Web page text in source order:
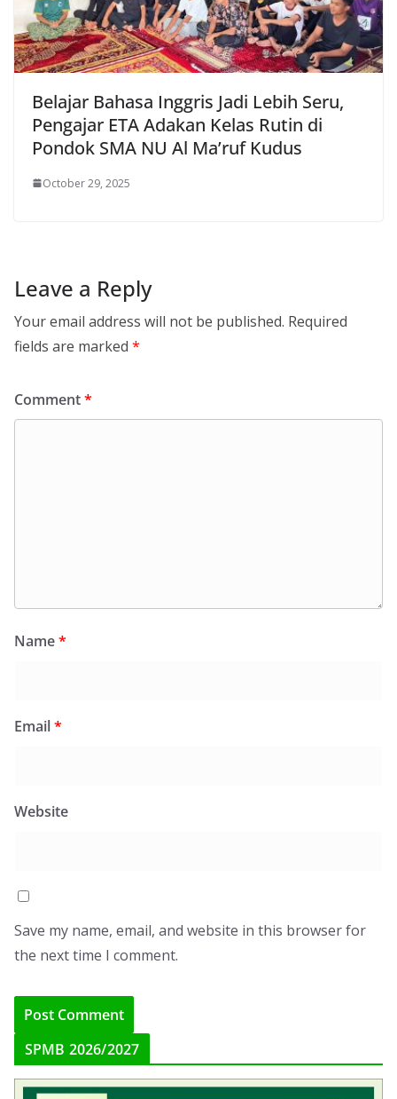
Belajar Bahasa Inggris Jadi Lebih Seru,
Pengajar ETA Adakan Kelas Rutin di
Pondok SMA NU Al Ma’ruf Kudus
October 29, 2025
Leave a Reply
Your email address will not be published. Required
fields are marked *
Comment*
Name*
Email*
Website
Save my name, email, and website in this browser for
the next time I comment.
SPMB 2026/2027